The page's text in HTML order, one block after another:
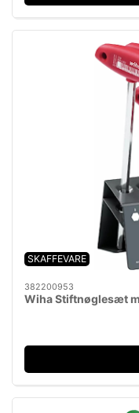
SKAFFEVARE
382200953
Wiha Stiftnøglesæt